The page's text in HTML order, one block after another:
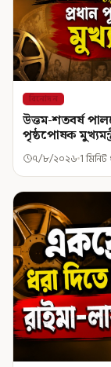
বিনোদন
উত্তম-শতবর্ষ
পৃষ্ঠপোষক
৭/৮/২০২৬ 1